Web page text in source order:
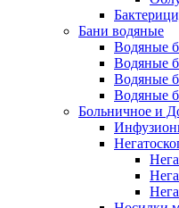
Бани водяные
Водяные
Водяные
Водяные
Водяные
Больничное и